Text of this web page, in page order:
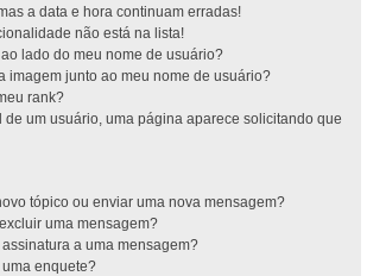
a data e hora continuam erradas!
não está na lista!
lado do meu nome de usuário?
imagem junto ao meu nome de usuário?
rank?
um usuário, uma página aparece solicitando que
tópico ou enviar uma nova mensagem?
uma mensagem?
a uma mensagem?
enquete?